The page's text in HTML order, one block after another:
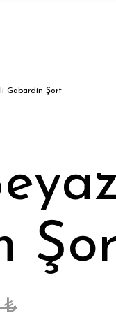
Gabardin Şort
₺